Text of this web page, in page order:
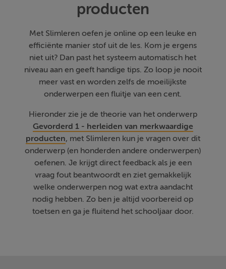
producten
Met Slimleren oefen je online op een leuke en
efficiënte manier stof uit de les. Kom je ergens
niet uit? Dan past het systeem automatisch het
niveau aan en geeft handige tips. Zo loop je nooit
meer vast en worden zelfs de moeilijkste
onderwerpen een fluitje van een cent.
Hieronder zie je de theorie van het onderwerp
Gevorderd 1 - herleiden van merkwaardige
producten, met Slimleren kun je vragen over dit
onderwerp (en honderden andere onderwerpen)
oefenen. Je krijgt direct feedback als je een
vraag fout beantwoordt en ziet gemakkelijk
welke onderwerpen nog wat extra aandacht
nodig hebben. Zo ben je altijd voorbereid op
toetsen en ga je fluitend het schooljaar door.